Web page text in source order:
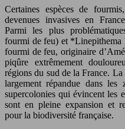
Certaines espèces de
devenues invasives en
Parmi les plus
fourmi de feu) et
fourmi de feu, originaire
piqûre extrêmement
régions du sud de la France.
largement répandue dans les
supercolonies qui évincent les
sont en pleine expansion et
pour la biodiversité française.